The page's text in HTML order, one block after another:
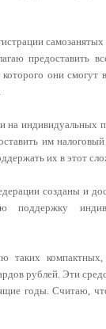
предоставить
они смогут
индивидуальных
им
их в этот
созданы и
поддержку
таких
рублей. Эти
годы. Считаю,